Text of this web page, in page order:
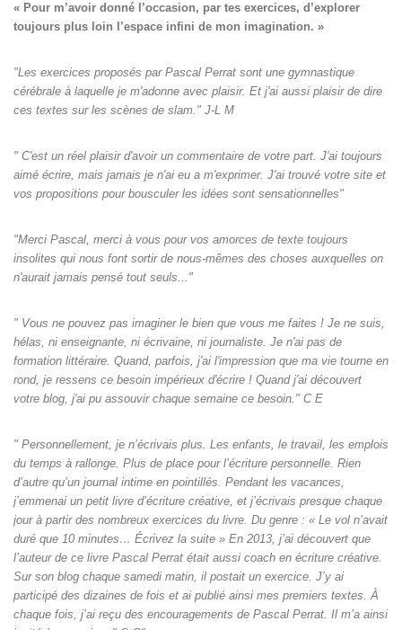
« Pour m’avoir donné l’occasion, par tes exercices, d’explorer
toujours plus loin l’espace infini de mon imagination. »
"Les exercices proposés par Pascal Perrat sont une gymnastique
cérébrale à laquelle je m'adonne avec plaisir. Et j'ai aussi plaisir de dire
ces textes sur les scènes de slam." J-L M
" C'est un réel plaisir d'avoir un commentaire de votre part. J'ai toujours
aimé écrire, mais jamais je n'ai eu a m'exprimer. J'ai trouvé votre site et
vos propositions pour bousculer les idées sont sensationnelles"
"Merci Pascal, merci à vous pour vos amorces de texte toujours
insolites qui nous font sortir de nous-mêmes des choses auxquelles on
n'aurait jamais pensé tout seuls‌..."
" Vous ne pouvez pas imaginer le bien que vous me faites ! Je ne suis,
hélas, ni enseignante, ni écrivaine, ni journaliste. Je n'ai pas de
formation littéraire. Quand, parfois, j'ai l'impression que ma vie tourne en
rond, je ressens ce besoin impérieux d'écrire ! Quand j'ai découvert
votre blog, j'ai pu assouvir chaque semaine ce besoin." C E
" Personnellement, je n’écrivais plus. Les enfants, le travail, les emplois
du temps à rallonge. Plus de place pour l’écriture personnelle. Rien
d’autre qu’un journal intime en pointillés. Pendant les vacances,
j’emmenai un petit livre d’écriture créative, et j’écrivais presque chaque
jour à partir des nombreux exercices du livre. Du genre : « Le vol n’avait
duré que 10 minutes… Écrivez la suite » En 2013, j’ai découvert que
l’auteur de ce livre Pascal Perrat était aussi coach en écriture créative.
Sur son blog chaque samedi matin, il postait un exercice. J’y ai
participé des dizaines de fois et ai publié ainsi mes premiers textes. À
chaque fois, j’ai reçu des encouragements de Pascal Perrat. Il m’a ainsi